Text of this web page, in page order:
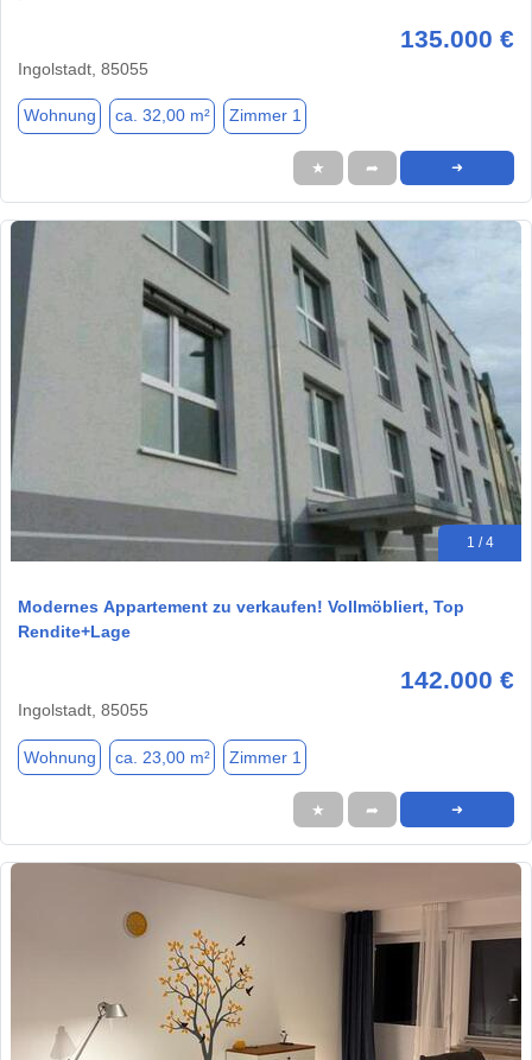
135.000 €
Ingolstadt, 85055
Wohnung ca. 32,00 m² Zimmer 1
★ ➦ ➜
1 / 4
Modernes Appartement zu verkaufen! Vollmöbliert, Top
Rendite+Lage
142.000 €
Ingolstadt, 85055
Wohnung ca. 23,00 m² Zimmer 1
★ ➦ ➜